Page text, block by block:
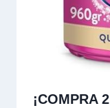
¡COMPRA